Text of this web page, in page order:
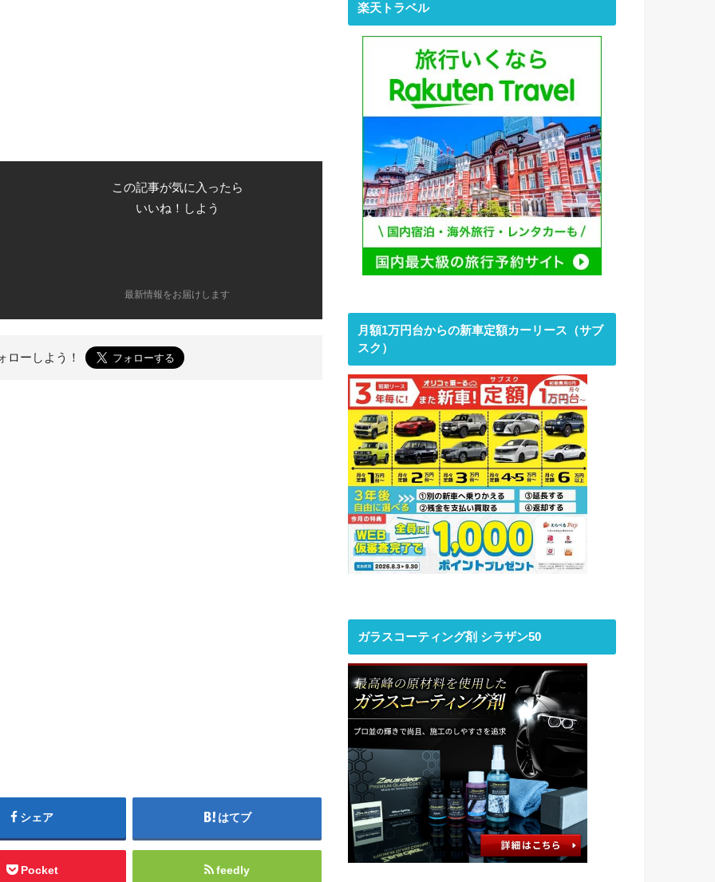
この記事が気に入ったら
いいね！しよう
最新情報をお届けします
ローしよう！
シェア はてブ
Pocket feedly
楽天トラベル
月額1万円台からの新車定額カーリース（サブ
スク）
ガラスコーティング剤 シラザン50